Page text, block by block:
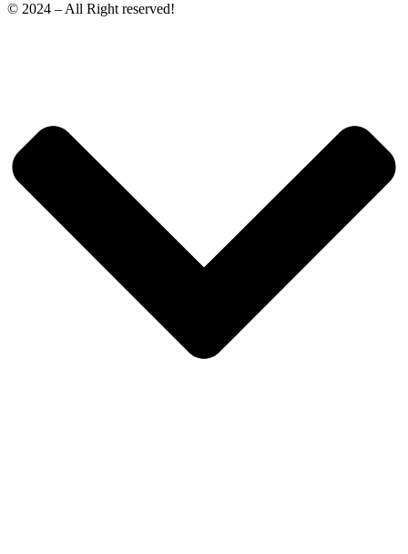
© 2024 – All Right reserved!